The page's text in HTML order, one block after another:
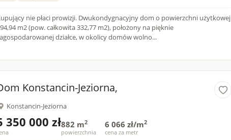
nie płaci prowizji. Dwukondygnacyjny dom o powierzchni użytkowej
m2 (pow. całkowita 332,77 m2), położony na pięknie
działce, w okolicy domów wolno...
Konstancin-Jeziorna,
Konstancin-Jeziorna
350 000 zł882 m2
powierzchnia
6 066 zł/m2
cena za metr